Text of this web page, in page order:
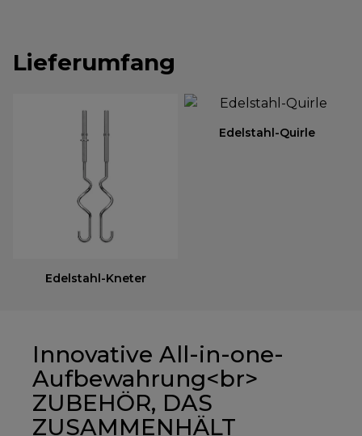
Lieferumfang
Edelstahl-Kneter
Edelstahl-Quirle
Innovative All-in-one-
Aufbewahrung<br>
ZUBEHÖR, DAS
ZUSAMMENHÄLT